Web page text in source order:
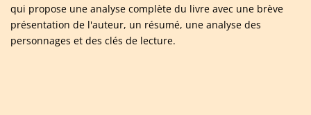
qui propose une analyse complète du livre avec une brève
présentation de l'auteur, un résumé, une analyse des
personnages et des clés de lecture.